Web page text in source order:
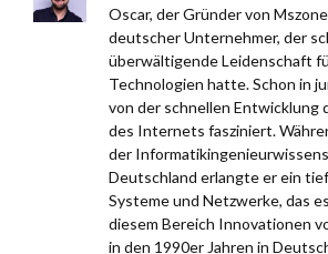
Oscar, der Gründer von
deutscher Unternehmer, der
überwältigende Leidenschaft
Technologien hatte. Schon in
von der schnellen Entwicklung
des Internets fasziniert.
der
Deutschland erlangte er ein
Systeme und Netzwerke, das
diesem Bereich Innovationen
in den 1990er Jahren in